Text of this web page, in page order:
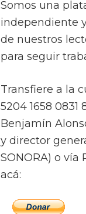
Somos una
independiente
de nuestros
para seguir
Transfiere a la
5204 1658
Benjamín
y director
SONORA) o vía
acá: